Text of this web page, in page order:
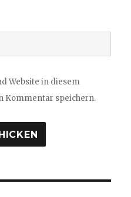
Website in diesem
Kommentar speichern.